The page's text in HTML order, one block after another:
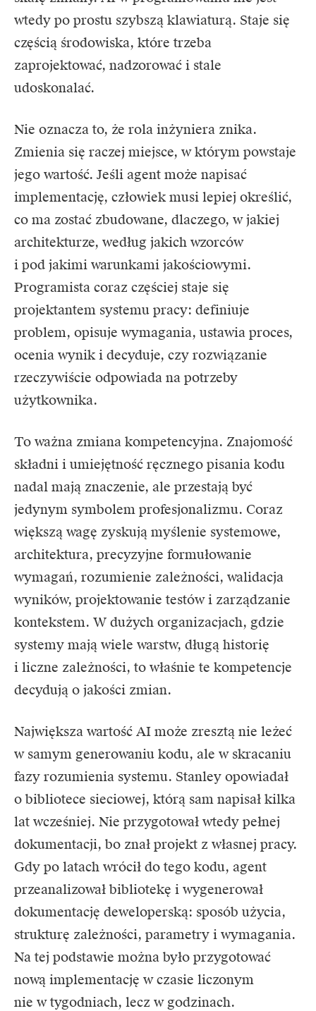
wtedy po prostu szybszą klawiaturą. Staje się
częścią środowiska, które trzeba
zaprojektować, nadzorować i stale
udoskonalać.
Nie oznacza to, że rola inżyniera znika.
Zmienia się raczej miejsce, w którym powstaje
jego wartość. Jeśli agent może napisać
implementację, człowiek musi lepiej określić,
co ma zostać zbudowane, dlaczego, w jakiej
architekturze, według jakich wzorców
i pod jakimi warunkami jakościowymi.
Programista coraz częściej staje się
projektantem systemu pracy: definiuje
problem, opisuje wymagania, ustawia proces,
ocenia wynik i decyduje, czy rozwiązanie
rzeczywiście odpowiada na potrzeby
użytkownika.
To ważna zmiana kompetencyjna. Znajomość
składni i umiejętność ręcznego pisania kodu
nadal mają znaczenie, ale przestają być
jedynym symbolem profesjonalizmu. Coraz
większą wagę zyskują myślenie systemowe,
architektura, precyzyjne formułowanie
wymagań, rozumienie zależności, walidacja
wyników, projektowanie testów i zarządzanie
kontekstem. W dużych organizacjach, gdzie
systemy mają wiele warstw, długą historię
i liczne zależności, to właśnie te kompetencje
decydują o jakości zmian.
Największa wartość AI może zresztą nie leżeć
w samym generowaniu kodu, ale w skracaniu
fazy rozumienia systemu. Stanley opowiadał
o bibliotece sieciowej, którą sam napisał kilka
lat wcześniej. Nie przygotował wtedy pełnej
dokumentacji, bo znał projekt z własnej pracy.
Gdy po latach wrócił do tego kodu, agent
przeanalizował bibliotekę i wygenerował
dokumentację deweloperską: sposób użycia,
strukturę zależności, parametry i wymagania.
Na tej podstawie można było przygotować
nową implementację w czasie liczonym
nie w tygodniach, lecz w godzinach.